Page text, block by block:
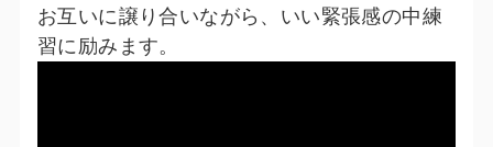
お互いに譲り合いながら、いい緊張感の中練
習に励みます。